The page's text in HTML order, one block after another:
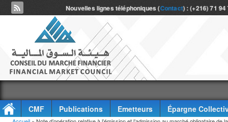
Nouvelles lignes téléphoniques (Contact) : (+216) 71
CMF Publications Emetteurs
Épargne